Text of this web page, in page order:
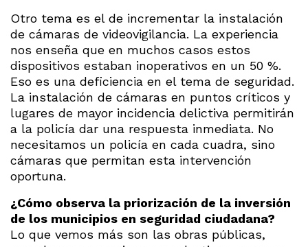
Otro tema es el de incrementar la instalación
de cámaras de videovigilancia. La experiencia
nos enseña que en muchos casos estos
dispositivos estaban inoperativos en un 50 %.
Eso es una deficiencia en el tema de seguridad.
La instalación de cámaras en puntos críticos y
lugares de mayor incidencia delictiva permitirán
a la policía dar una respuesta inmediata. No
necesitamos un policía en cada cuadra, sino
cámaras que permitan esta intervención
oportuna.
¿Cómo observa la priorización de la inversión
de los municipios en seguridad ciudadana?
Lo que vemos más son las obras públicas,